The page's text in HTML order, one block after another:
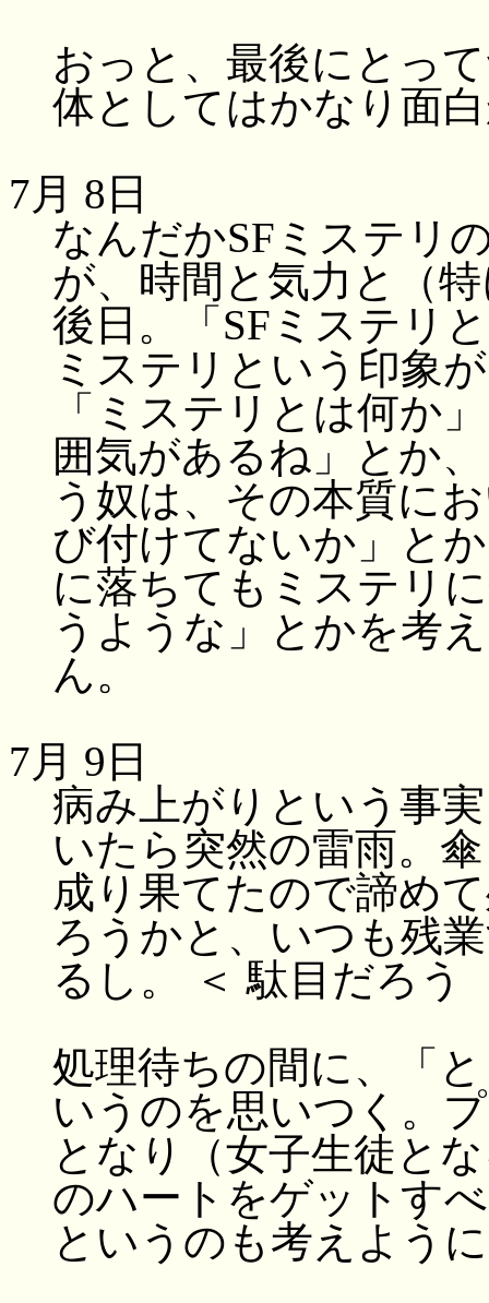
おっと、最後にとっ
体としてはかなり面
7月 8日
なんだかSFミステリ
が、時間と気力と（
後日。「SFミステリ
ミステリという印象
「ミステリとは何か
囲気があるね」とか
う奴は、その本質に
び付けてないか」と
に落ちてもミステリ
うような」とかを考
ん。
7月 9日
病み上がりという事
いたら突然の雷雨。
成り果てたので諦め
ろうかと、いつも残
るし。 ＜ 駄目だろう
処理待ちの間に、「
いうのを思いつく。
となり（女子生徒と
のハートをゲットす
というのも考えよう